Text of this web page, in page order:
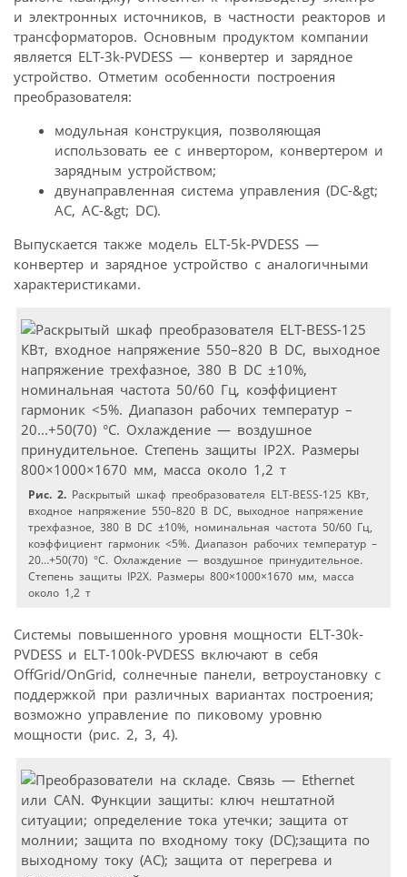
и электронных источников, в частности реакторов и
трансформаторов. Основным продуктом компании
является ELT-3k-PVDESS — конвертер и зарядное
устройство. Отметим особенности построения
преобразователя:
модульная конструкция, позволяющая
использовать ее с инвертором, конвертером и
зарядным устройством;
двунаправленная система управления (DC-&gt;
AC, AC-&gt; DC).
Выпускается также модель ELT-5k-PVDESS —
конвертер и зарядное устройство с аналогичными
характеристиками.
Рис. 2. Раскрытый шкаф преобразователя ELT-BESS-125 КВт,
входное напряжение 550–820 В DC, выходное напряжение
трехфазное, 380 В DC ±10%, номинальная частота 50/60 Гц,
коэффициент гармоник <5%. Диапазон рабочих температур –
20…+50(70) °С. Охлаждение — воздушное принудительное.
Степень защиты IP2X. Размеры 800×1000×1670 мм, масса
около 1,2 т
Системы повышенного уровня мощности ELT-30k-
PVDESS и ELT-100k-PVDESS включают в себя
OffGrid/OnGrid, солнечные панели, ветроустановку с
поддержкой при различных вариантах построения;
возможно управление по пиковому уровню
мощности (рис. 2, 3, 4).